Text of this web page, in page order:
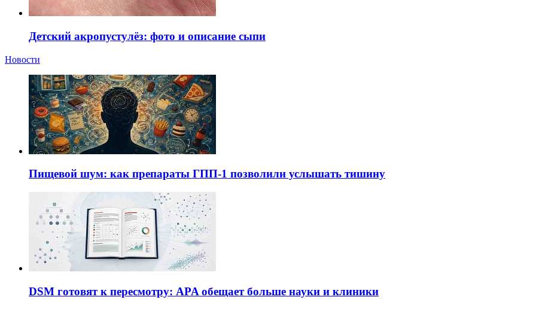
Детский акропустулёз: фото и описание сыпи
Новости
Пищевой шум: как препараты ГПП-1 позволили услышать тишину
DSM готовят к пересмотру: APA обещает больше науки и клиники